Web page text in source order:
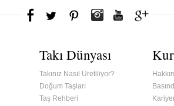
Takı Dünyası
Takınız Nasıl Üretiliyor?
Doğum Taşları
Taş Rehberi